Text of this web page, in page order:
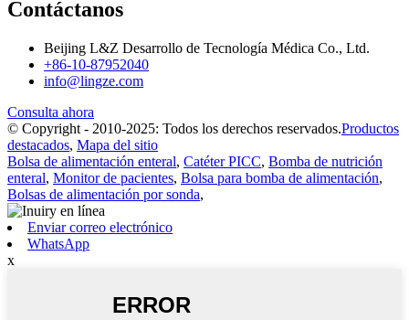
Contáctanos
Beijing L&Z Desarrollo de Tecnología Médica Co., Ltd.
+86-10-87952040
info@lingze.com
Consulta ahora
© Copyright - 2010-2025: Todos los derechos reservados.Productos
destacados, Mapa del sitio
Bolsa de alimentación enteral, Catéter PICC, Bomba de nutrición
enteral, Monitor de pacientes, Bolsa para bomba de alimentación,
Bolsas de alimentación por sonda,
Enviar correo electrónico
WhatsApp
x